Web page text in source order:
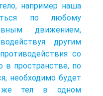
например наша
по любому
движением,
другим
со
в пространстве, по
необходимо будет
же тел в одном